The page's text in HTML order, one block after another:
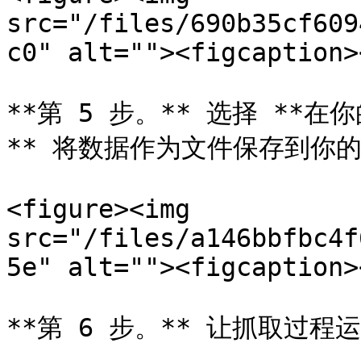
src="/files/
c0"
**第 5 步。** 选择 **在你
** 将数据作为文件保存到你
<figure><img
src="/files/
5e"
**第 6 步。** 让抓取过程运